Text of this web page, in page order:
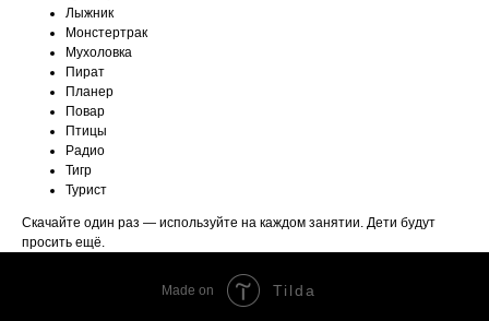
Лыжник
Монстертрак
Мухоловка
Пират
Планер
Повар
Птицы
Радио
Тигр
Турист
Скачайте один раз — используйте на каждом занятии. Дети будут
просить ещё.
Made on Tilda